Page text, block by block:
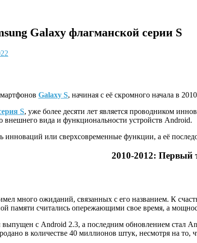
Galaxy флагманской серии S
Galaxy S, начиная с её скромного начала в
S, уже более десяти лет является проводником
вида и функциональности устройств Android.
инноваций или сверхсовременные функции, а её
2010-2012: Первый
много ожиданий, связанных с его названием. К
памяти считались опережающими свое время, а
с Android 2.3, а последним обновлением стал
в количестве 40 миллионов штук, несмотря на то,